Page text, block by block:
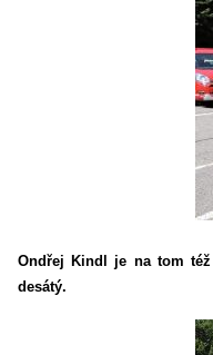
Ondřej Kindl je na tom
desátý.